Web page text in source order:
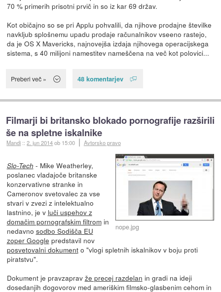
70 % primerih prisotni prvič in so iz kar 69 držav.
Kot običajno so se pri Applu pohvalili, da njihove prodajne številke
navkljub splošnemu upadu prodaje računalnikov vseeno rastejo,
da je OS X Mavericks, najnovejša izdaja njihovega operacijskega
sistema, s 40 milijoni namestitev nameščena na več kot polovici...
Preberi več » 48 komentarjev
Filmarji bi britansko blokado pornografije razširili
še na spletne iskalnike
Mandi ::2. jun 2014ob 15:00 Avtorsko pravo
nope.jpg
Slo-Tech - Mike Weatherley,
poslanec vladajoče britanske
konzervativne stranke in
Cameronov svetovalec za vse
stvari v zvezi z intelektualno
lastnino, je v luči uspehov z
domačim pornografskim filtromin
nedavno sodbo Sodišča EU
zoper Google predstavil nov
posvetovalni dokumento "vlogi spletnih iskalnikov v boju proti
piratstvu".
Dokument je pravzaprav že precej razdelan in gradi na ideji
dosedanjih dogovorov med ameriškim filmsko-glasbenim cehom in